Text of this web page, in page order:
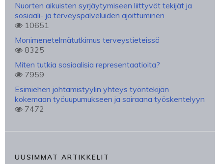
Nuorten aikuisten syrjäytymiseen liittyvät tekijät ja
sosiaali- ja terveyspalveluiden ajoittuminen
10651
Monimenetelmätutkimus terveystieteissä
8325
Miten tutkia sosiaalisia representaatioita?
7959
Esimiehen johtamistyylin yhteys työntekijän
kokemaan työuupumukseen ja sairaana työskentelyyn
7472
UUSIMMAT ARTIKKELIT